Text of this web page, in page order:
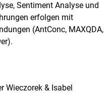
Sentiment Analyse und
erfolgen mit
(AntConc, MAXQDA,
Wieczorek & Isabel